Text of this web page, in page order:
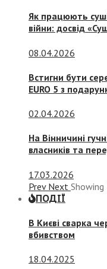
Як працюють
війни: досвід
08.04.2026
Встигни бути
EURO 5 з
02.04.2026
На Вінничині
власників та
17.03.2026
Prev Next Showing
ПОДІЇ
В Києві сварка
вбивством
18.04.2025